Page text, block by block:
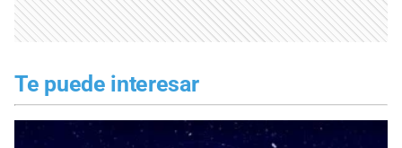
Te puede interesar